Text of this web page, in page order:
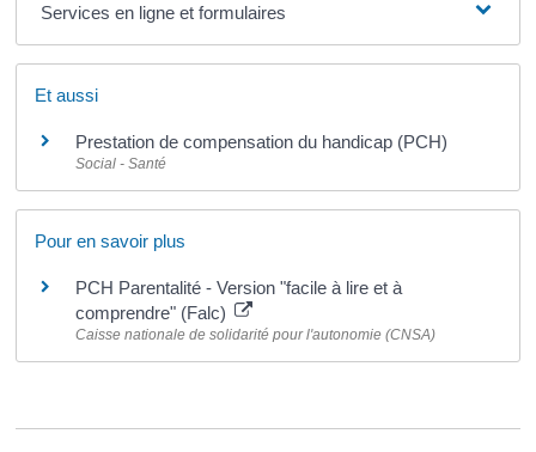
Services en ligne et formulaires
Et aussi
Prestation de compensation du handicap (PCH)
Social - Santé
Pour en savoir plus
PCH Parentalité - Version "facile à lire et à
comprendre" (Falc)
Caisse nationale de solidarité pour l'autonomie (CNSA)